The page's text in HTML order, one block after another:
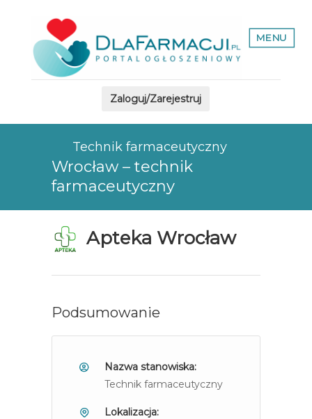
MENU
Zaloguj/Zarejestruj
Technik farmaceutyczny
Wrocław – technik
farmaceutyczny
Apteka Wrocław
Podsumowanie
Nazwa stanowiska:
Technik farmaceutyczny
Lokalizacja: